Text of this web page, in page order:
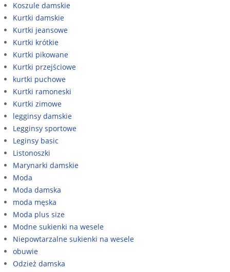
Koszule damskie
Kurtki damskie
Kurtki jeansowe
Kurtki krótkie
Kurtki pikowane
Kurtki przejściowe
kurtki puchowe
Kurtki ramoneski
Kurtki zimowe
legginsy damskie
Legginsy sportowe
Leginsy basic
Listonoszki
Marynarki damskie
Moda
Moda damska
moda męska
Moda plus size
Modne sukienki na wesele
Niepowtarzalne sukienki na wesele
obuwie
Odzież damska